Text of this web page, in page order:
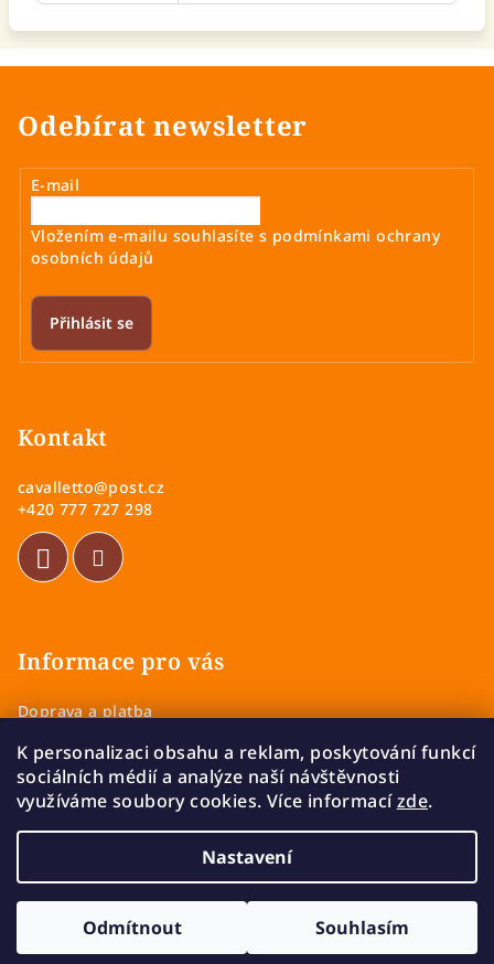
K personalizaci obsahu a reklam, poskytování funkcí
sociálních médií a analýze naší návštěvnosti
využíváme soubory cookies. Více informacízde.
Nastavení
Odmítnout Souhlasím
Odebírat newsletter
E-mail
Vložením e-mailu souhlasíte s podmínkami ochrany
osobních údajů
Přihlásit se
Kontakt
cavalletto@post.cz
+420 777 727 298
Informace pro vás
Doprava a platba
Zásady ochrany osobních údajů
Vrácení a výměna zboží
Upravit nastavení cookies
Vytvořil Shoptet